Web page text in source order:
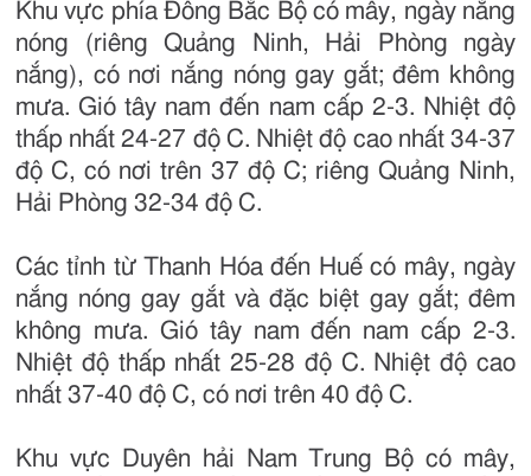
Khu vực phía Đông Bắc Bộ có mây, ngày nắng
nóng (riêng Quảng Ninh, Hải Phòng ngày
nắng), có nơi nắng nóng gay gắt; đêm không
mưa. Gió tây nam đến nam cấp 2-3. Nhiệt độ
thấp nhất 24-27 độ C. Nhiệt độ cao nhất 34-37
độ C, có nơi trên 37 độ C; riêng Quảng Ninh,
Hải Phòng 32-34 độ C.
Các tỉnh từ Thanh Hóa đến Huế có mây, ngày
nắng nóng gay gắt và đặc biệt gay gắt; đêm
không mưa. Gió tây nam đến nam cấp 2-3.
Nhiệt độ thấp nhất 25-28 độ C. Nhiệt độ cao
nhất 37-40 độ C, có nơi trên 40 độ C.
Khu vực Duyên hải Nam Trung Bộ có mây,